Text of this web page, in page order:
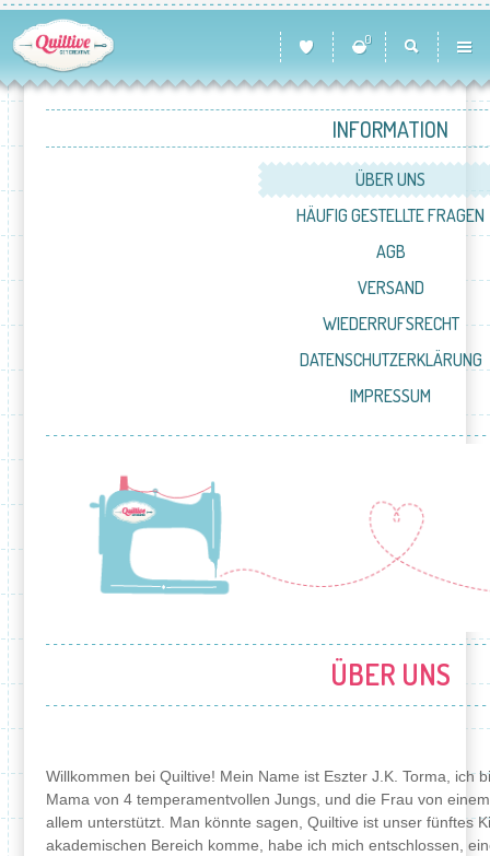
0
INFORMATION
ÜBER UNS
HÄUFIG GESTELLTE FRAGEN
AGB
VERSAND
WIEDERRUFSRECHT
DATENSCHUTZERKLÄRUNG
IMPRESSUM
ÜBER UNS
Willkommen bei Quiltive! Mein Name ist Eszter J.K. Torma, ich
Mama von 4 temperamentvollen Jungs, und die Frau von
allem unterstützt. Man könnte sagen, Quiltive ist unser fünftes
akademischen Bereich komme, habe ich mich entschlossen,